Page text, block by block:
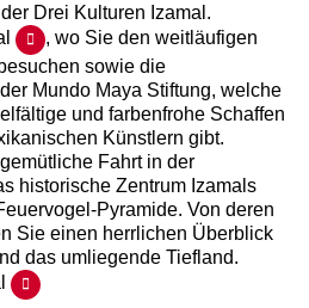
Drei Kulturen Izamal.
, wo Sie den weitläufigen
sowie die
Mundo Maya Stiftung, welche
und farbenfrohe Schaffen
Künstlern gibt.
Fahrt in der
historische Zentrum Izamals
Pyramide. Von deren
Sie einen herrlichen Überblick
das umliegende Tiefland.